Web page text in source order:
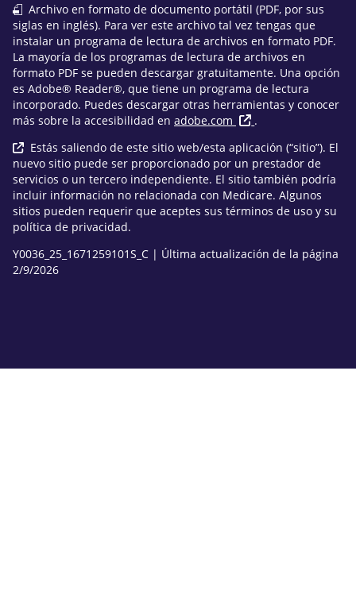
Archivo en formato de documento portátil (PDF, por sus
siglas en inglés). Para ver este archivo tal vez tengas que
instalar un programa de lectura de archivos en formato PDF.
La mayoría de los programas de lectura de archivos en
formato PDF se pueden descargar gratuitamente. Una opción
es Adobe® Reader®, que tiene un programa de lectura
incorporado. Puedes descargar otras herramientas y conocer
más sobre la accesibilidad en adobe.com
.
Estás saliendo de este sitio web/esta aplicación (“sitio”). El
nuevo sitio puede ser proporcionado por un prestador de
servicios o un tercero independiente. El sitio también podría
incluir información no relacionada con Medicare. Algunos
sitios pueden requerir que aceptes sus términos de uso y su
política de privacidad.
Y0036_25_1671259101S_C | Última actualización de la página
2/9/2026